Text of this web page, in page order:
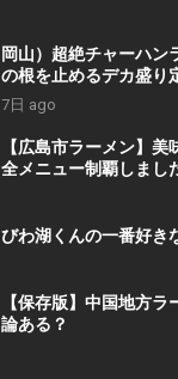
岡山）超絶チャーハン
の根を止めるデカ盛り
到ラーメン食堂
7日 ago
【広島市ラーメン】美
全メニュー制覇しまし
びわ湖くんの一番好き
【保存版】中国地方
論ある？